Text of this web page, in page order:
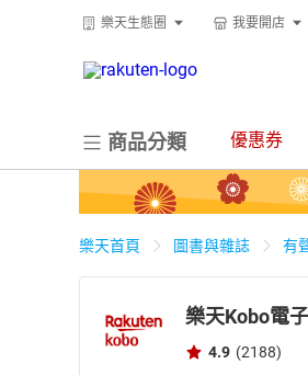
樂天生態圈 我要開店
商品分類 優惠券
樂天首頁 圖書與雜誌 有
樂天Kobo電
4.9 (2188)